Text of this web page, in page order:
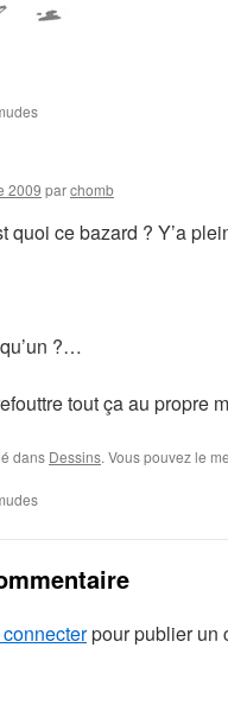
2009 parchomb
quoi ce bazard ? Y’a
?…
tout ça au propre
dans Dessins. Vous pouvez le
pour publier un